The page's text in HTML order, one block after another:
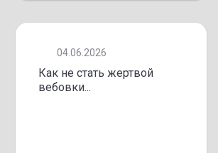
04.06.2026
Как не стать жертвой
вебовки...